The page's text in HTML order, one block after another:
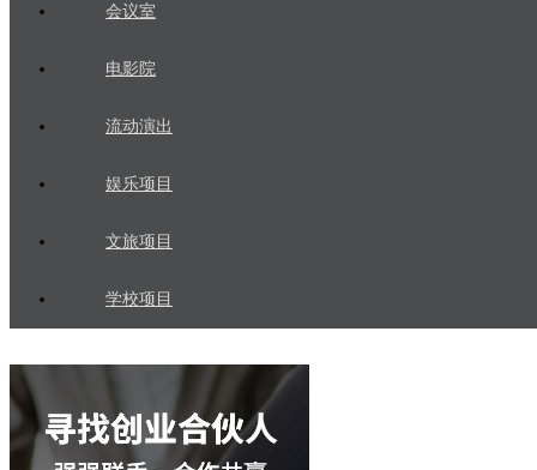
会议室
电影院
流动演出
娱乐项目
文旅项目
学校项目